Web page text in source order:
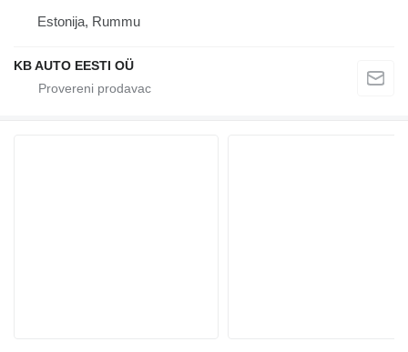
Estonija, Rummu
KB AUTO EESTI OÜ